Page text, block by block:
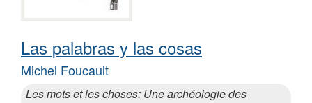
Las palabras y las cosas
Michel Foucault
Les mots et les choses: Une archéologie des